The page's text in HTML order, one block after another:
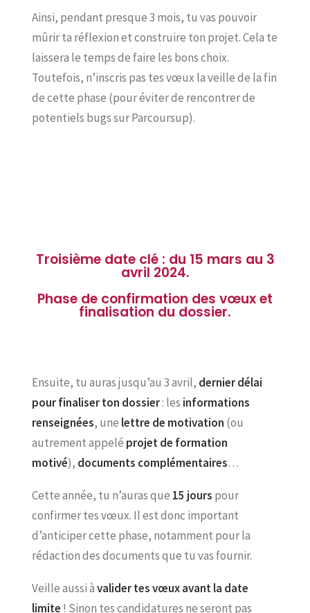
Ainsi, pendant presque 3 mois, tu vas pouvoir
mûrir ta réflexion et construire ton projet. Cela te
laissera le temps de faire les bons choix.
Toutefois, n’inscris pas tes vœux la veille de la fin
de cette phase (pour éviter de rencontrer de
potentiels bugs sur Parcoursup).
Troisième date clé : du 15 mars au 3
avril 2024.
Phase de confirmation des vœux et
finalisation du dossier.
Ensuite, tu auras jusqu’au 3 avril, dernier délai
pour finaliser ton dossier: les informations
renseignées, une lettre de motivation (ou
autrement appelé projet de formation
motivé), documents complémentaires…
Cette année, tu n’auras que 15 jours pour
confirmer tes vœux. Il est donc important
d’anticiper cette phase, notamment pour la
rédaction des documents que tu vas fournir.
Veille aussi àvalider tes vœux avant la date
limite ! Sinon tes candidatures ne seront pas